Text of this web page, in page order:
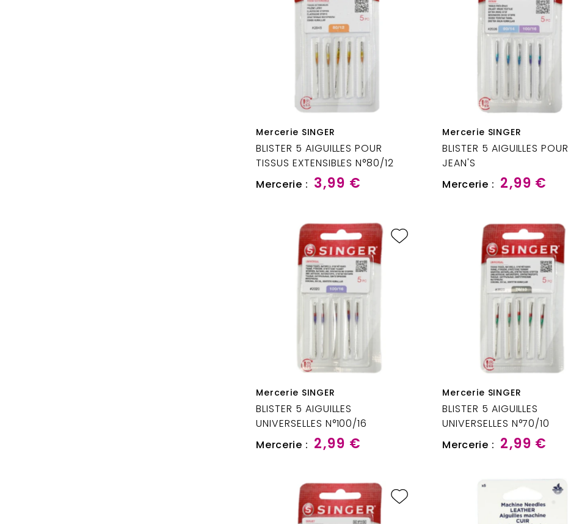
Mercerie SINGER
BLISTER 5 AIGUILLES POUR
TISSUS EXTENSIBLES N°80/12
Mercerie : 3,99 €
Mercerie SINGER
BLISTER 5 AIGUILLES POUR
JEAN'S
Mercerie : 2,99 €
Mercerie SINGER
BLISTER 5 AIGUILLES
UNIVERSELLES N°100/16
Mercerie : 2,99 €
Mercerie SINGER
BLISTER 5 AIGUILLES
UNIVERSELLES N°70/10
Mercerie : 2,99 €